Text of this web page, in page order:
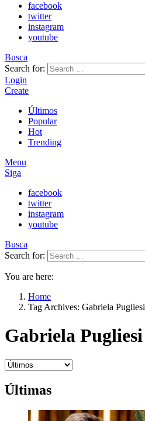
facebook
twitter
instagram
youtube
Busca
Search for:
Login
Create
Últimos
Popular
Hot
Trending
Menu
Siga
facebook
twitter
instagram
youtube
Busca
Search for:
You are here:
Home
Tag Archives: Gabriela Pugliesi
Gabriela Pugliesi
Últimas